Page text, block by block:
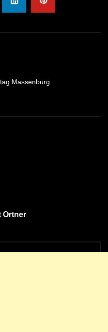
Massenburg
Ortner